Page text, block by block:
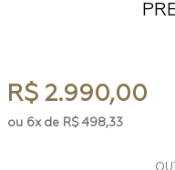
R$ 2.990,00
6 R$ 498,33